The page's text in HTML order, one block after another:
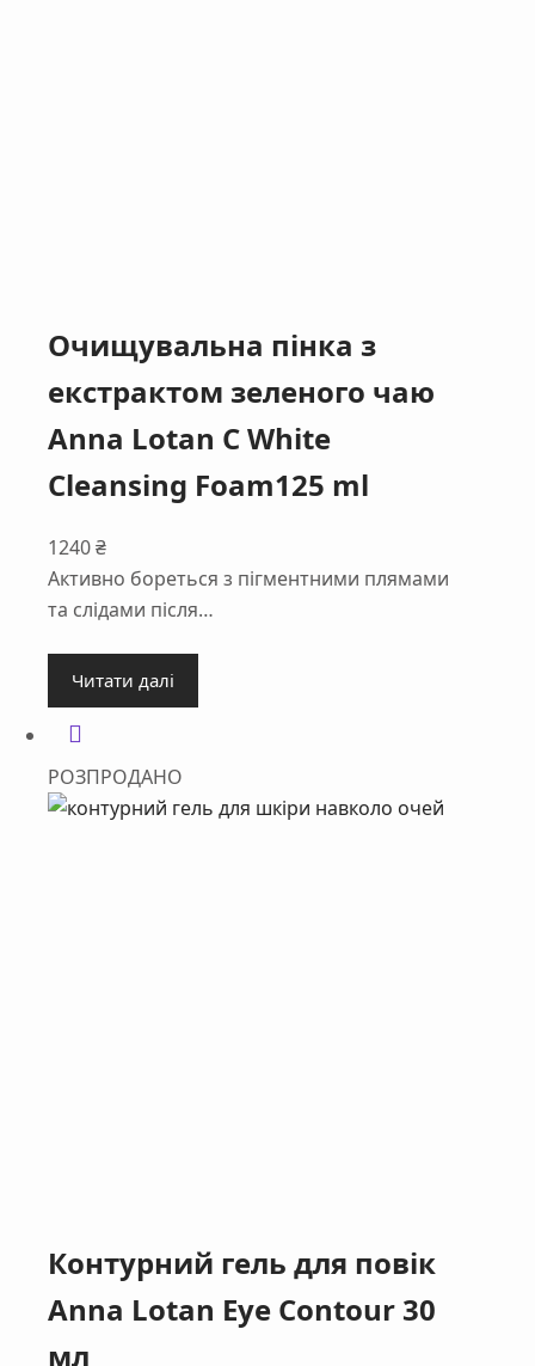
Очищувальна пінка з
екстрактом зеленого чаю
Anna Lotan C White
Cleansing Foam125 ml
1240₴
Активно бореться з пігментними плямами
та слідами після…
Читати далі
РОЗПРОДАНО
Контурний гель для повік
Anna Lotan Eye Contour 30
мл